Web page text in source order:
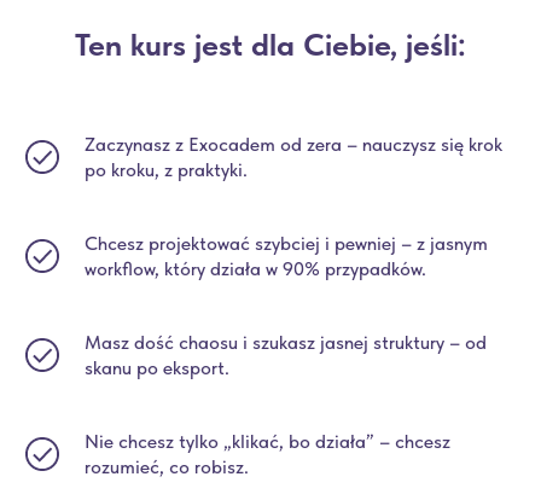
Ten kurs jest dla Ciebie, jeśli:
Zaczynasz z Exocadem od zera – nauczysz się krok
po kroku, z praktyki.
Chcesz projektować szybciej i pewniej – z jasnym
workflow, który działa w 90% przypadków.
Masz dość chaosu i szukasz jasnej struktury – od
skanu po eksport.
Nie chcesz tylko „klikać, bo działa” – chcesz
rozumieć, co robisz.